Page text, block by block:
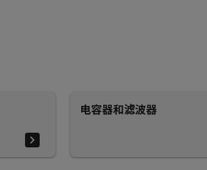
电容器和滤波器